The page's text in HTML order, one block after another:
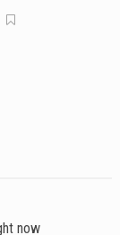
now